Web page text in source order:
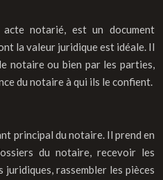
notarié, est un document
la valeur juridique est idéale. Il
notaire ou bien par les parties,
du notaire à qui ils le confient.
principal du notaire. Il prend en
du notaire, recevoir les
rassembler les pièces